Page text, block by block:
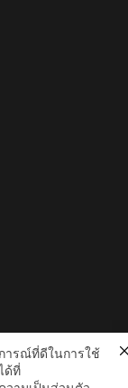
ารณ์ที่ดีในการใช้
ด้ที่